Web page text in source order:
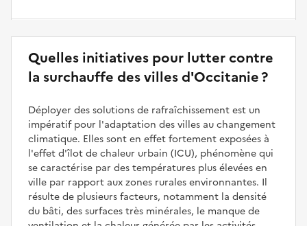
Quelles initiatives pour lutter contre
la surchauffe des villes d'Occitanie ?
Déployer des solutions de rafraîchissement est un
impératif pour l'adaptation des villes au changement
climatique. Elles sont en effet fortement exposées à
l'effet d'îlot de chaleur urbain (ICU), phénomène qui
se caractérise par des températures plus élevées en
ville par rapport aux zones rurales environnantes. Il
résulte de plusieurs facteurs, notamment la densité
du bâti, des surfaces très minérales, le manque de